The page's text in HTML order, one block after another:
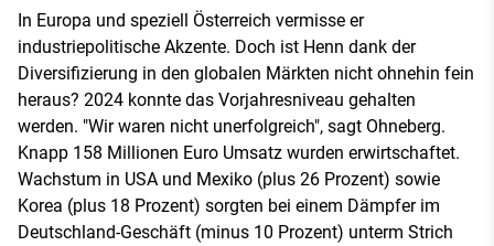
In Europa und speziell Österreich vermisse er
industriepolitische Akzente. Doch ist Henn dank der
Diversifizierung in den globalen Märkten nicht ohnehin fein
heraus? 2024 konnte das Vorjahresniveau gehalten
werden. "Wir waren nicht unerfolgreich", sagt Ohneberg.
Knapp 158 Millionen Euro Umsatz wurden erwirtschaftet.
Wachstum in USA und Mexiko (plus 26 Prozent) sowie
Korea (plus 18 Prozent) sorgten bei einem Dämpfer im
Deutschland-Geschäft (minus 10 Prozent) unterm Strich